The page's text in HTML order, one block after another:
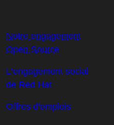
Notre engagement
Open Source
L'engagement social
de Red Hat
Offres d'emplois